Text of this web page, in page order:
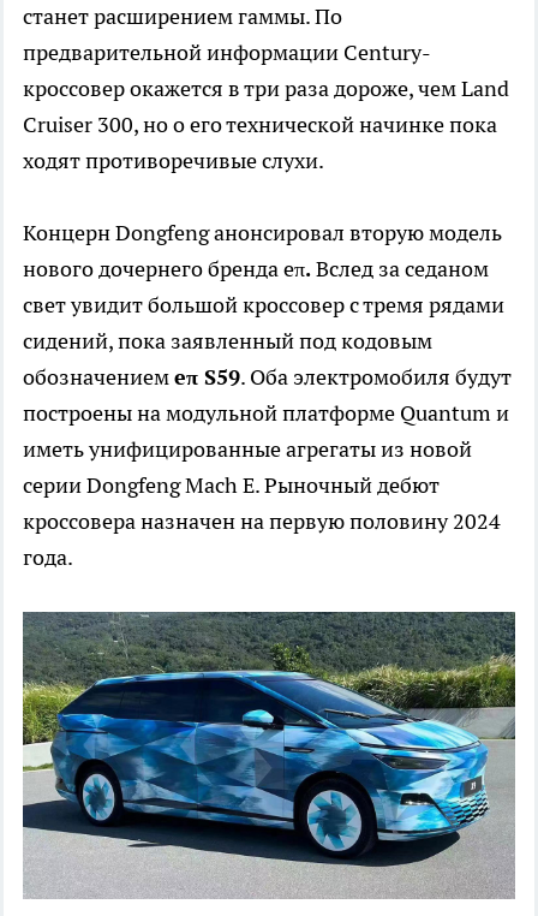
станет расширением гаммы. По
предварительной информации Century-
кроссовер окажется в три раза дороже, чем Land
Cruiser 300, но о его технической начинке пока
ходят противоречивые слухи.
Концерн Dongfeng анонсировал вторую модель
нового дочернего бренда eπ.Вслед за седаном
свет увидит большой кроссовер с тремя рядами
сидений, пока заявленный под кодовым
обозначениемeπ S59. Оба электромобиля будут
построены на модульной платформе Quantum и
иметь унифицированные агрегаты из новой
серии Dongfeng Mach E. Рыночный дебют
кроссовера назначен на первую половину 2024
года.